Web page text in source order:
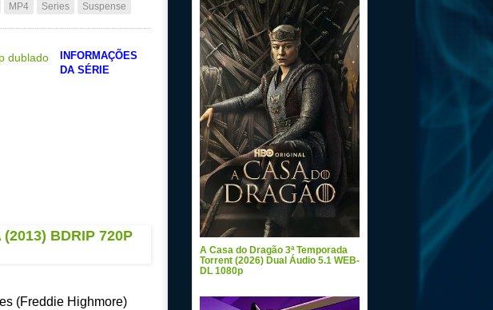
MP4 Series Suspense
INFORMAÇÕES
DA SÉRIE
(Freddie Highmore)
A Casa do Dragão 3ª Temporada
Torrent (2026) Dual Áudio 5.1 WEB-
DL 1080p